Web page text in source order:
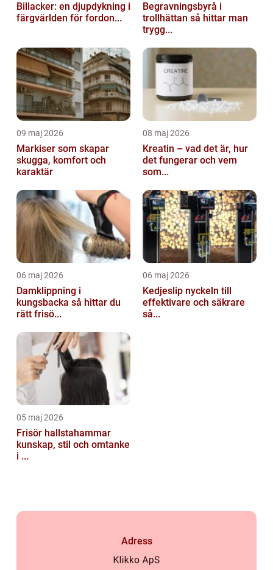
Billacker: en djupdykning i
färgvärlden för fordon...
Begravningsbyrå i
trollhättan så hittar man
trygg...
09 maj 2026
Markiser som skapar
skugga, komfort och
karaktär
08 maj 2026
Kreatin – vad det är, hur
det fungerar och vem
som...
06 maj 2026
Damklippning i
kungsbacka så hittar du
rätt frisö...
06 maj 2026
Kedjeslip nyckeln till
effektivare och säkrare
så...
05 maj 2026
Frisör hallstahammar
kunskap, stil och omtanke
i ...
Adress